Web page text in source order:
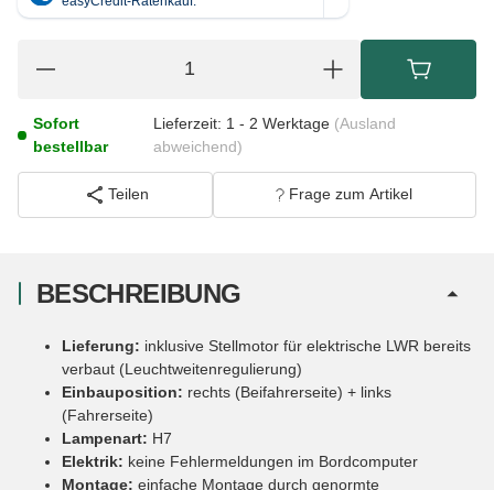
Sofort
bestellbar
Lieferzeit: 1 - 2 Werktage (Ausland
abweichend)
Teilen Frage zum Artikel
BESCHREIBUNG
Lieferung: inklusive Stellmotor für elektrische LWR bereits
verbaut (Leuchtweitenregulierung)
Einbauposition: rechts (Beifahrerseite) + links
(Fahrerseite)
Lampenart: H7
Elektrik: keine Fehlermeldungen im Bordcomputer
Montage: einfache Montage durch genormte